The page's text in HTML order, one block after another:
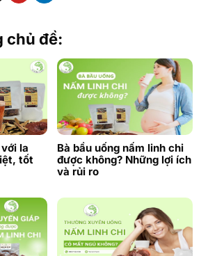
chủ đề:
la
tốt
Bà bầu uống nấm linh chi
được không? Những lợi ích
và rủi ro